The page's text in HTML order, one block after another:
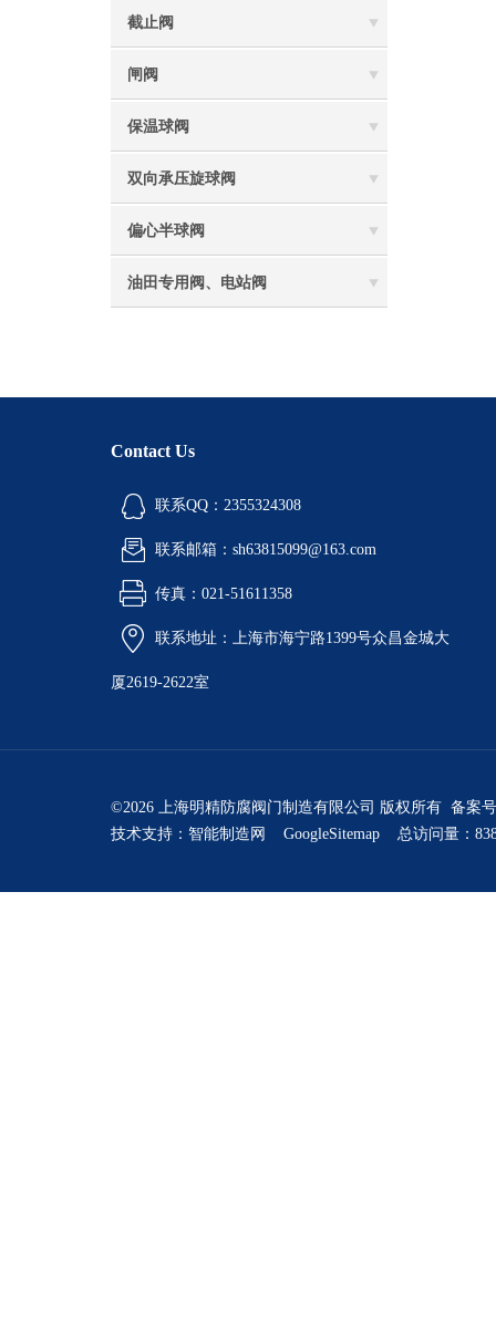
截止阀
闸阀
保温球阀
双向承压旋球阀
偏心半球阀
油田专用阀、电站阀
Contact Us
联系QQ：2355324308
联系邮箱：sh63815099@163.com
传真：021-51611358
联系地址：上海市海宁路1399号众昌金城大
厦2619-2622室
©2026 上海明精防腐阀门制造有限公司 版权所有 备案
技术支持： 智能制造网 GoogleSitemap 总访问量：